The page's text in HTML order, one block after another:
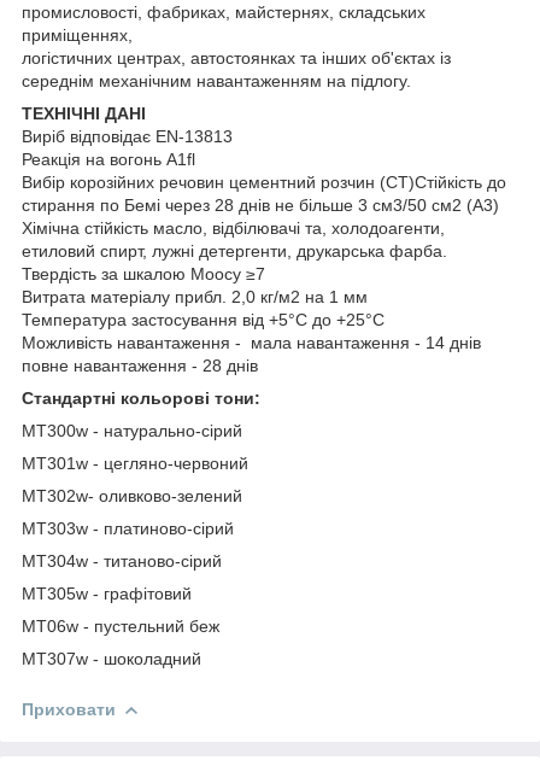
промисловості, фабриках, майстернях, складських
приміщеннях,
логістичних центрах, автостоянках та інших об'єктах із
середнім механічним навантаженням на підлогу.
ТЕХНІЧНІ ДАНІ
Виріб відповідає EN-13813
Реакція на вогонь A1fl
Вибір корозійних речовин цементний розчин (CT)Стійкість до
стирання по Бемі через 28 днів не більше 3 см3/50 см2 (A3)
Хімічна стійкість масло, відбілювачі та, холодоагенти,
етиловий спирт, лужні детергенти, друкарська фарба.
Твердість за шкалою Моосу ≥7
Витрата матеріалу прибл. 2,0 кг/м2 на 1 мм
Температура застосування від +5°C до +25°C
Можливість навантаження - мала навантаження - 14 днів
повне навантаження - 28 днів
Стандартні кольорові тони:
МT300w - натурально-сірий
МT301w - цегляно-червоний
МT302w- оливково-зелений
МT303w - платиново-сірий
МT304w - титаново-сірий
МT305w - графітовий
МТ06w - пустельний беж
МT307w - шоколадний
Приховати